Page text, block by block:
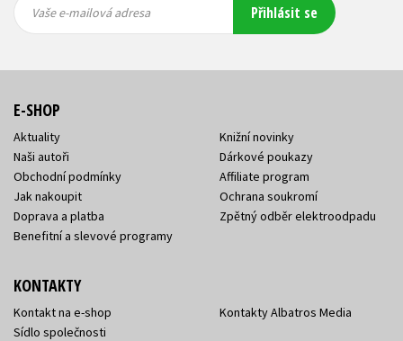
mailová
mailová
Vaše e-mailová adresa Přihlásit se
E-SHOP
Aktuality
Naši autoři
Obchodní podmínky
Jak nakoupit
Doprava a platba
Benefitní a slevové programy
Knižní novinky
Dárkové poukazy
Affiliate program
Ochrana soukromí
Zpětný odběr elektroodpadu
KONTAKTY
Kontakt na e-shop
Sídlo společnosti
Kontakty Albatros Media